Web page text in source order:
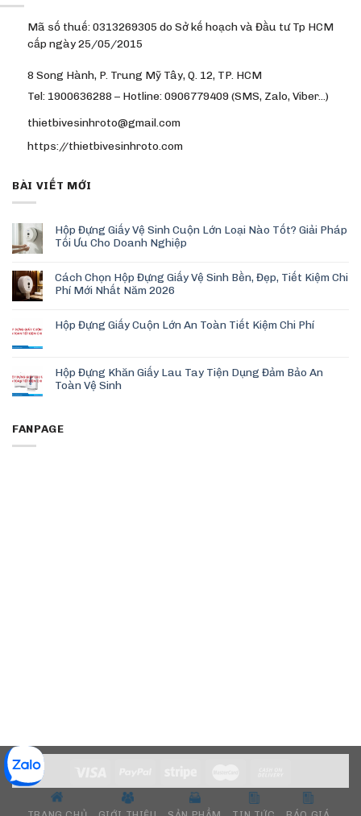
Mã số thuế: 0313269305 do Sở kế hoạch và Đầu tư Tp HCM
cấp ngày 25/05/2015
8 Song Hành, P. Trung Mỹ Tây, Q. 12, TP. HCM
Tel: 1900636288 – Hotline: 0906779409 (SMS, Zalo, Viber…)
thietbivesinhroto@gmail.com
https://thietbivesinhroto.com
BÀI VIẾT MỚI
Hộp Đựng Giấy Vệ Sinh Cuộn Lớn Loại Nào Tốt? Giải Pháp
Tối Ưu Cho Doanh Nghiệp
Cách Chọn Hộp Đựng Giấy Vệ Sinh Bền, Đẹp, Tiết Kiệm Chi
Phí Mới Nhất Năm 2026
Hộp Đựng Giấy Cuộn Lớn An Toàn Tiết Kiệm Chi Phí
Hộp Đựng Khăn Giấy Lau Tay Tiện Dụng Đảm Bảo An
Toàn Vệ Sinh
FANPAGE